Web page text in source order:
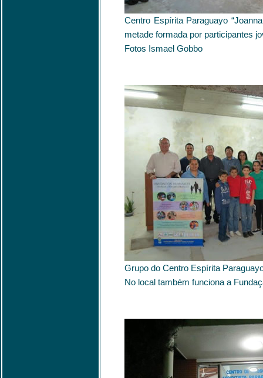
Centro Espírita Paraguayo
metade formada por participantes
Fotos Ismael Gobbo
Grupo do Centro Espírita
No local também funciona a